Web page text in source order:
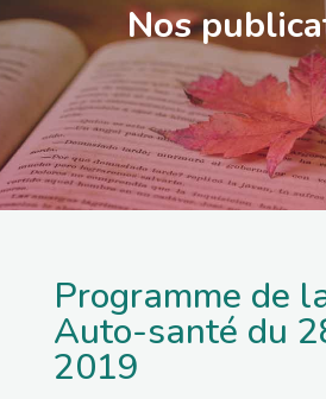
Nos
Programme de
Auto-santé du
2019